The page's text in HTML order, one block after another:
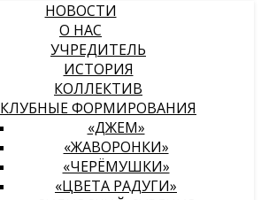
НОВОСТИ
О НАС
УЧРЕДИТЕЛЬ
ИСТОРИЯ
КОЛЛЕКТИВ
КЛУБНЫЕ ФОРМИРОВАНИЯ
«ДЖЕМ»
«ЖАВОРОНКИ»
«ЧЕРЁМУШКИ»
«ЦВЕТА РАДУГИ»